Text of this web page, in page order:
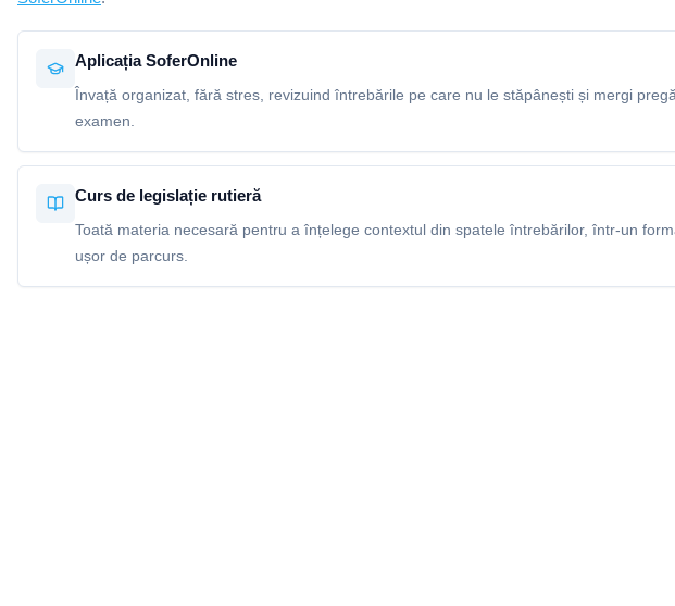
Aplicația SoferOnline
Învață organizat, fără stres, revizuind întrebările pe care nu le stăpânești și mergi
examen.
Curs de legislație rutieră
Toată materia necesară pentru a înțelege contextul din spatele întrebărilor, într-un
ușor de parcurs.